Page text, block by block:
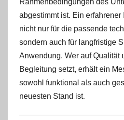
abgestimmt ist. Ein erfahrener
nicht nur für die passende
sondern auch für langfristige
Anwendung. Wer auf Qualität
Begleitung setzt, erhält ein
sowohl funktional als auch
neuesten Stand ist.